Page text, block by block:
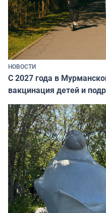
НОВОСТИ
С 2027 года в
вакцинация детей и